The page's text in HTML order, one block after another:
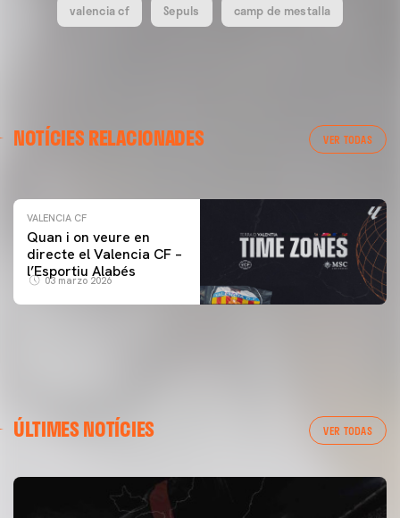
valencia cf Sepuls camp de mestalla
NOTÍCIES RELACIONADES VER TODAS
ENTRENAMENT DEL VALENCIA CF 04/03/26
VALENCIA CF
Quan i on veure en
directe el Valencia CF –
l’Esportiu Alabés
03 marzo 2026
ÚLTIMES NOTÍCIES VER TODAS